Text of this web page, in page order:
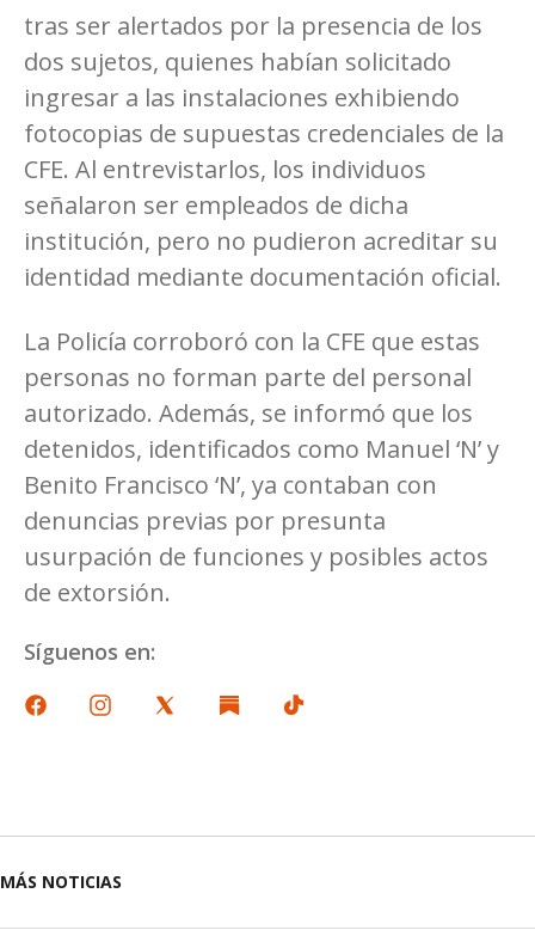
tras ser alertados por la presencia de los
dos sujetos, quienes habían solicitado
ingresar a las instalaciones exhibiendo
fotocopias de supuestas credenciales de la
CFE. Al entrevistarlos, los individuos
señalaron ser empleados de dicha
institución, pero no pudieron acreditar su
identidad mediante documentación oficial.
La Policía corroboró con la CFE que estas
personas no forman parte del personal
autorizado. Además, se informó que los
detenidos, identificados como Manuel ‘N’ y
Benito Francisco ‘N’, ya contaban con
denuncias previas por presunta
usurpación de funciones y posibles actos
de extorsión.
Síguenos en:
MÁS NOTICIAS